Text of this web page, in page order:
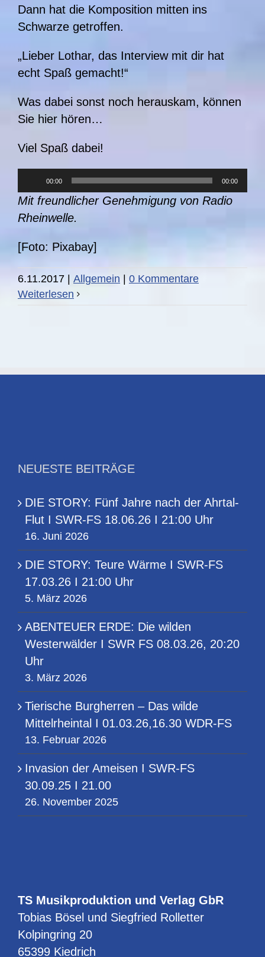
Dann hat die Komposition mitten ins
Schwarze getroffen.
„Lieber Lothar, das Interview mit dir hat
echt Spaß gemacht!“
Was dabei sonst noch herauskam, können
Sie hier hören…
Viel Spaß dabei!
Audio-
Player
00:00 00:00
Mit freundlicher Genehmigung von Radio
Rheinwelle.
[Foto: Pixabay]
6.11.2017 Allgemein
0 Kommentare
Weiterlesen
NEUESTE BEITRÄGE
DIE STORY: Fünf Jahre nach der Ahrtal-
Flut I SWR-FS 18.06.26 I 21:00 Uhr
16. Juni 2026
DIE STORY: Teure Wärme I SWR-FS
17.03.26 I 21:00 Uhr
5. März 2026
ABENTEUER ERDE: Die wilden
Westerwälder I SWR FS 08.03.26, 20:20
Uhr
3. März 2026
Tierische Burgherren – Das wilde
Mittelrheintal I 01.03.26,16.30 WDR-FS
13. Februar 2026
Invasion der Ameisen I SWR-FS
30.09.25 I 21.00
26. November 2025
TS Musikproduktion und Verlag GbR
Tobias Bösel und Siegfried Rolletter
Kolpingring 20
65399 Kiedrich